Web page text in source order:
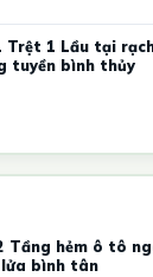
Trệt 1 Lầu tại
tuyền bình thủy
Tầng hẻm ô tô
bình tân